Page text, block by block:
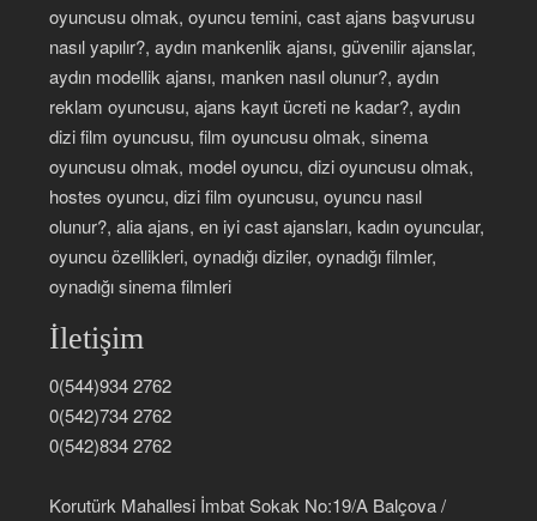
oyuncusu olmak, oyuncu temini, cast ajans başvurusu
nasıl yapılır?, aydın mankenlik ajansı, güvenilir ajanslar,
aydın modellik ajansı, manken nasıl olunur?, aydın
reklam oyuncusu, ajans kayıt ücreti ne kadar?, aydın
dizi film oyuncusu, film oyuncusu olmak, sinema
oyuncusu olmak, model oyuncu, dizi oyuncusu olmak,
hostes oyuncu, dizi film oyuncusu, oyuncu nasıl
olunur?, alia ajans, en iyi cast ajansları, kadın oyuncular,
oyuncu özellikleri, oynadığı diziler, oynadığı filmler,
oynadığı sinema filmleri
İletişim
0(544)934 2762
0(542)734 2762
0(542)834 2762
Korutürk Mahallesi İmbat Sokak No:19/A Balçova /